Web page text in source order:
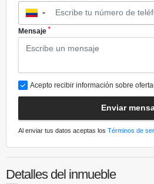
▼
Mensaje *
Acepto recibir información sobre
Enviar
Al enviar tus datos aceptas los Términos de
Detalles del inmueble